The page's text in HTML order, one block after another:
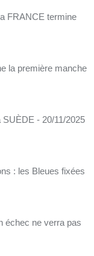
FRANCE termine
la première manche
SUÈDE - 20/11/2025
: les Bleues fixées
échec ne verra pas